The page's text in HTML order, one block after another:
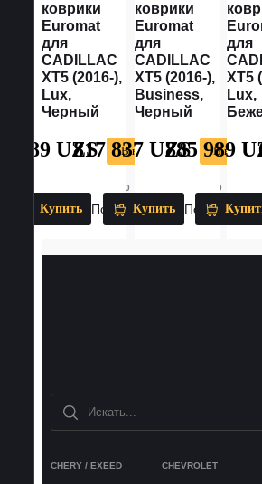
коврики
Euromat
для
CADILLAC
XT5 (2016-),
Lux,
Черный
989 UZS В наличии
0
ОТЗЫВОВ
Купить Подробнее
коврики
Euromat
для
CADILLAC
XT5 (2016-),
Business,
Черный
817 837 UZS В
0
Купить Подробнее
для
XT5
Lux,
885 989
CHERY / EXEED CHEVROLET